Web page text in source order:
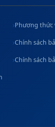
Phương thức
Chính sách
Chính sách